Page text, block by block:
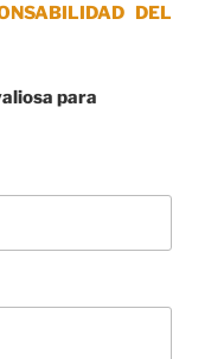
DEL
para